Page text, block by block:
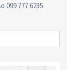
777 6235.